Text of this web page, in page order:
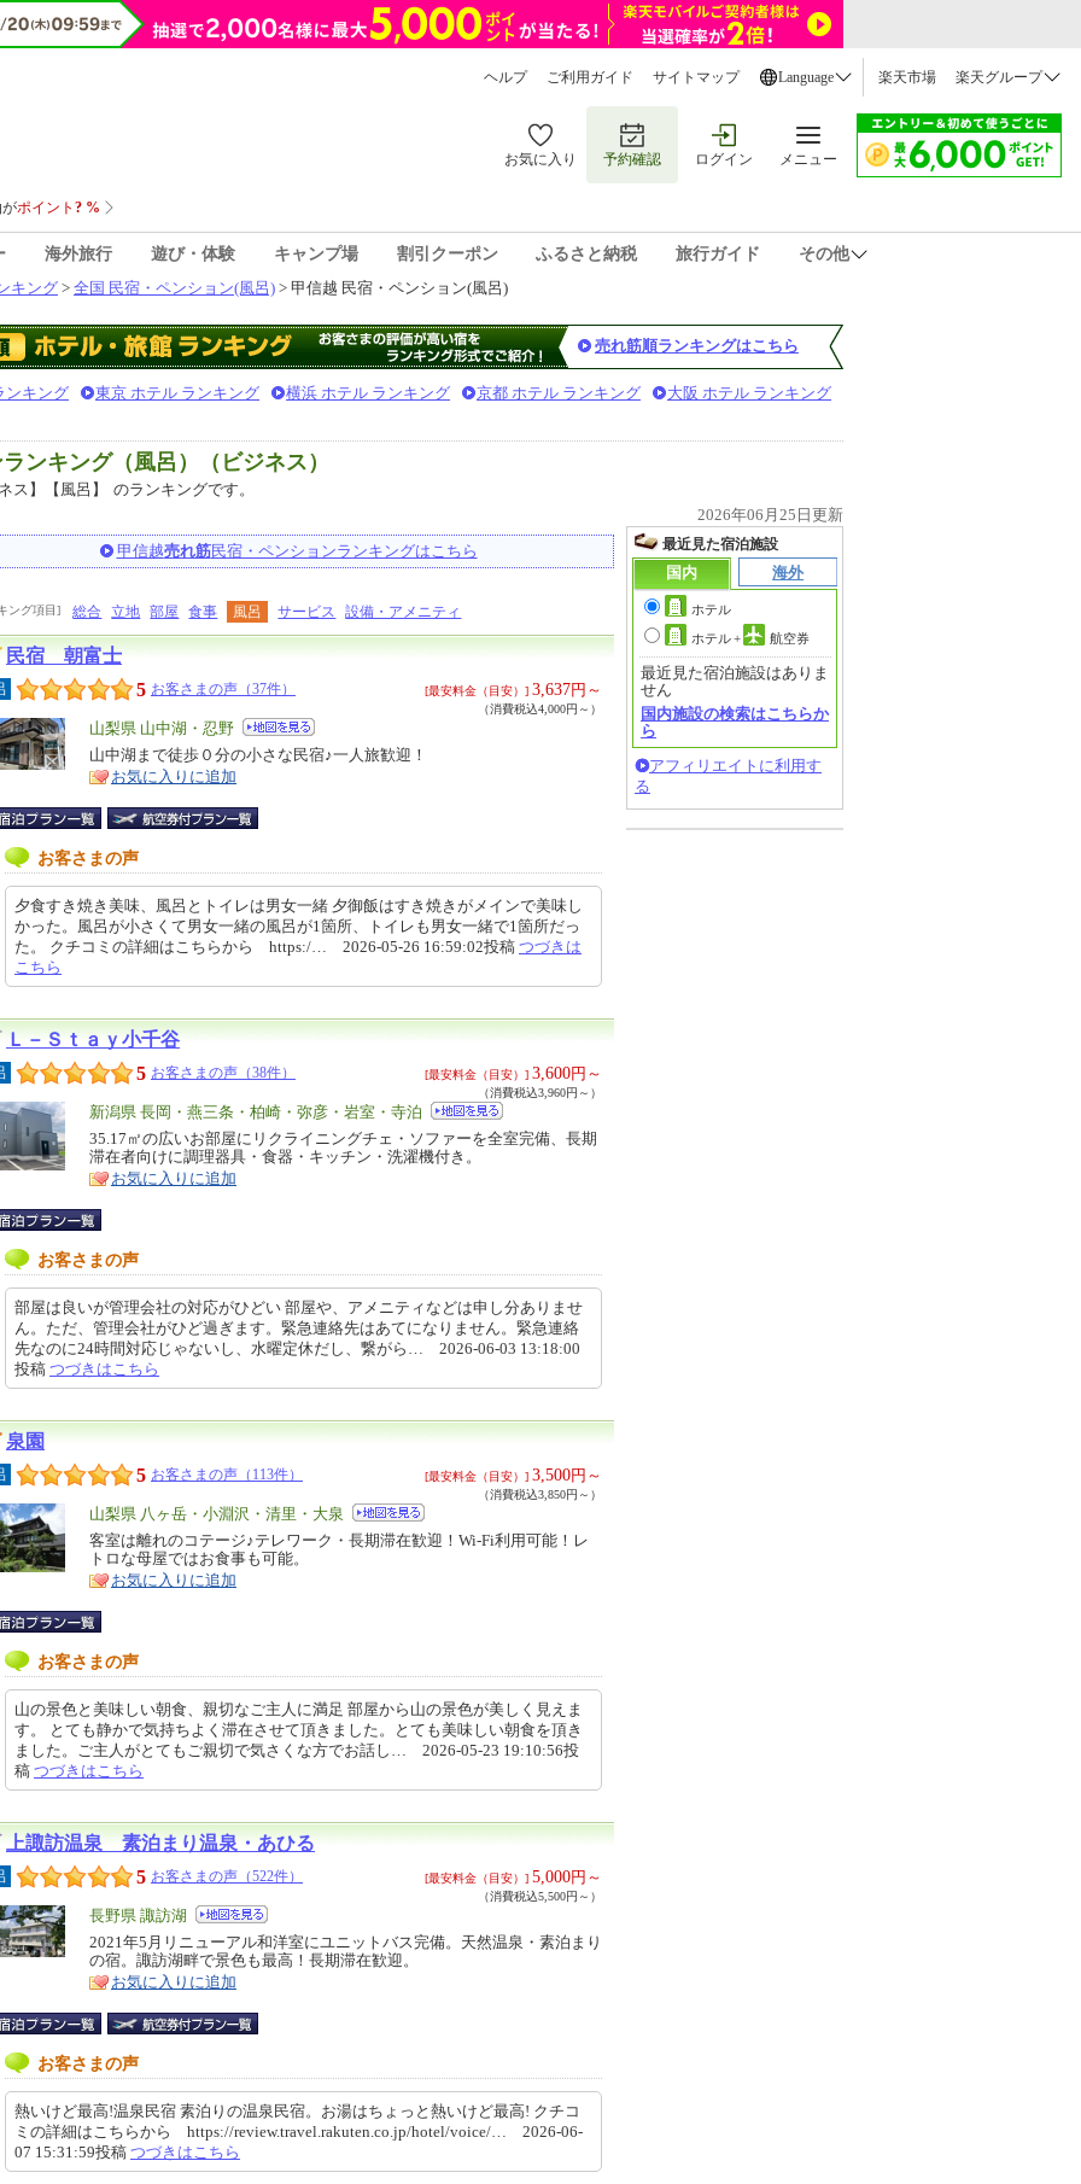
ヘルプ ご利用ガイド サイトマップ Language 楽天市場 楽天グループ
お気に入り 予約確認 ログイン メニュー
海外旅行 遊び・体験 キャンプ場 割引クーポン ふるさと納税 旅行ガイド
その他
キング > 全国 民宿・ペンション(風呂) > 甲信越 民宿・ペンション(風呂)
売れ筋順ランキングはこちら
ンキング 東京 ホテル ランキング 横浜 ホテル ランキング 京都 ホテル ランキング 大阪 ホテル ランキング
ンキング（風呂）（ビジネス）
ス】【風呂】
のランキングです。
2026年06月25日更新
甲信越売れ筋民宿・ペンションランキングはこちら
ング項目] 総合 立地 部屋 食事 風呂 サービス 設備・アメニティ
民宿 朝富士
5 お客さまの声（37件） [最安料金（目安）] 3,637円～
（消費税込4,000円～）
エ
リ
ア
山梨県 山中湖・忍野
特
徴
山中湖まで徒歩０分の小さな民宿♪一人旅歓迎！
お気に入りに追加
お客さまの声
夕食すき焼き美味、風呂とトイレは男女一緒 夕御飯はすき焼きがメインで美味し
かった。風呂が小さくて男女一緒の風呂が1箇所、トイレも男女一緒で1箇所だっ
た。 クチコミの詳細はこちらから https:/… 2026-05-26 16:59:02投稿 つづきは
こちら
Ｌ－Ｓｔａｙ小千谷
5 お客さまの声（38件） [最安料金（目安）] 3,600円～
（消費税込3,960円～）
エ
リ
ア
新潟県 長岡・燕三条・柏崎・弥彦・岩室・寺泊
特
徴
35.17㎡の広いお部屋にリクライニングチェ・ソファーを全室完備、長期
滞在者向けに調理器具・食器・キッチン・洗濯機付き。
お気に入りに追加
お客さまの声
部屋は良いが管理会社の対応がひどい 部屋や、アメニティなどは申し分ありませ
ん。ただ、管理会社がひど過ぎます。緊急連絡先はあてになりません。緊急連絡
先なのに24時間対応じゃないし、水曜定休だし、繋がら… 2026-06-03 13:18:00
投稿 つづきはこちら
泉園
5 お客さまの声（113件） [最安料金（目安）] 3,500円～
（消費税込3,850円～）
エ
リ
ア
山梨県 八ヶ岳・小淵沢・清里・大泉
特
徴
客室は離れのコテージ♪テレワーク・長期滞在歓迎！Wi-Fi利用可能！レ
トロな母屋ではお食事も可能。
お気に入りに追加
お客さまの声
山の景色と美味しい朝食、親切なご主人に満足 部屋から山の景色が美しく見えま
す。 とても静かで気持ちよく滞在させて頂きました。とても美味しい朝食を頂き
ました。ご主人がとてもご親切で気さくな方でお話し… 2026-05-23 19:10:56投
稿 つづきはこちら
上諏訪温泉 素泊まり温泉・あひる
5 お客さまの声（522件） [最安料金（目安）] 5,000円～
（消費税込5,500円～）
エ
リ
ア
長野県 諏訪湖
特
徴
2021年5月リニューアル和洋室にユニットバス完備。天然温泉・素泊まり
の宿。諏訪湖畔で景色も最高！長期滞在歓迎。
お気に入りに追加
お客さまの声
熱いけど最高!温泉民宿 素泊りの温泉民宿。お湯はちょっと熱いけど最高! クチコ
ミの詳細はこちらから https://review.travel.rakuten.co.jp/hotel/voice/… 2026-06-
07 15:31:59投稿 つづきはこちら
最近見た宿泊施設
国内
海外
ホテル
ホテル+ 航空券
最近見た宿泊施設はありま
せん
国内施設の検索はこちらか
ら
アフィリエイトに利用す
る